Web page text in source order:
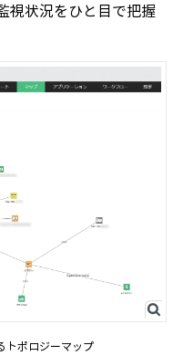
視状況をひと目で把握
トポロジーマップ